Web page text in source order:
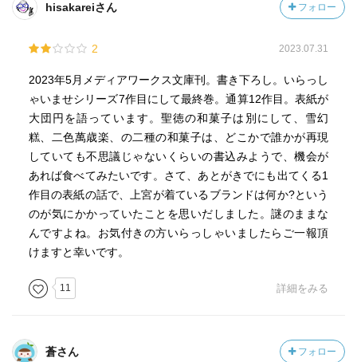
hisakareiさん フォロー
2 2023.07.31
2023年5月メディアワークス文庫刊。書き下ろし。いらっし
ゃいませシリーズ7作目にして最終巻。通算12作目。表紙が
大団円を語っています。聖徳の和菓子は別にして、雪幻
糕、二色萬歳楽、の二種の和菓子は、どこかで誰かが再現
していても不思議じゃないくらいの書込みようで、機会が
あれば食べてみたいです。さて、あとがきでにも出てくる1
作目の表紙の話で、上宮が着ているブランドは何か?という
のが気にかかっていたことを思いだしました。謎のままな
んですよね。お気付きの方いらっしゃいましたらご一報頂
けますと幸いです。
11 詳細をみる
蒼さん フォロー